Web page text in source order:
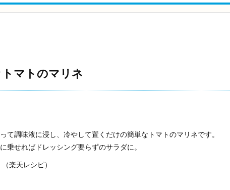
マトのマリネ
て調味液に浸し、冷やして置くだけの簡単なトマトのマリネです。
乗せればドレッシング要らずのサラダに。
楽天レシピ）